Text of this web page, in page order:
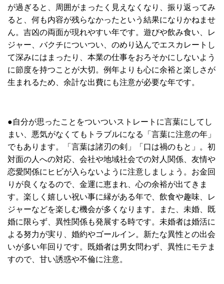
が過ぎると、周囲がまったく見えなくなり、振り返ってみ
ると、何も内容が残らなかったという結果になりかねませ
ん。吉凶の両面が現れやすい年です。遊びや飲み食い、レ
ジャー、バクチについつい、のめり込んでエスカレートし
て深みにはまったり、本業の仕事をおろそかにしないよう
に節度を持つことが大切。例年よりも心に余裕と楽しさが
生まれるため、余計な出費にも注意が必要な年です。
●自分が思ったことをついついストレートに言葉にしてし
まい、悪気がなくてもトラブルになる「言葉に注意の年」
でもあります。「言葉は諸刃の剣」「口は禍のもと」。初
対面の人への対応、会社や地域社会での対人関係、友情や
恋愛関係にヒビが入らないように注意しましょう。お金回
りが良くなるので、金運に恵まれ、心の余裕が出てきま
す。楽しく嬉しい祝い事に縁がある年で、飲食や趣味、レ
ジャーなどを楽しむ機会が多くなります。また、未婚、既
婚に限らず、異性関係も発展する時です。未婚者は婚活に
よる努力が実り、婚約やゴールイン。新たな異性との出会
いが多い年回りです。既婚者は男女問わず、異性にモテま
すので、甘い誘惑や不倫に注意。